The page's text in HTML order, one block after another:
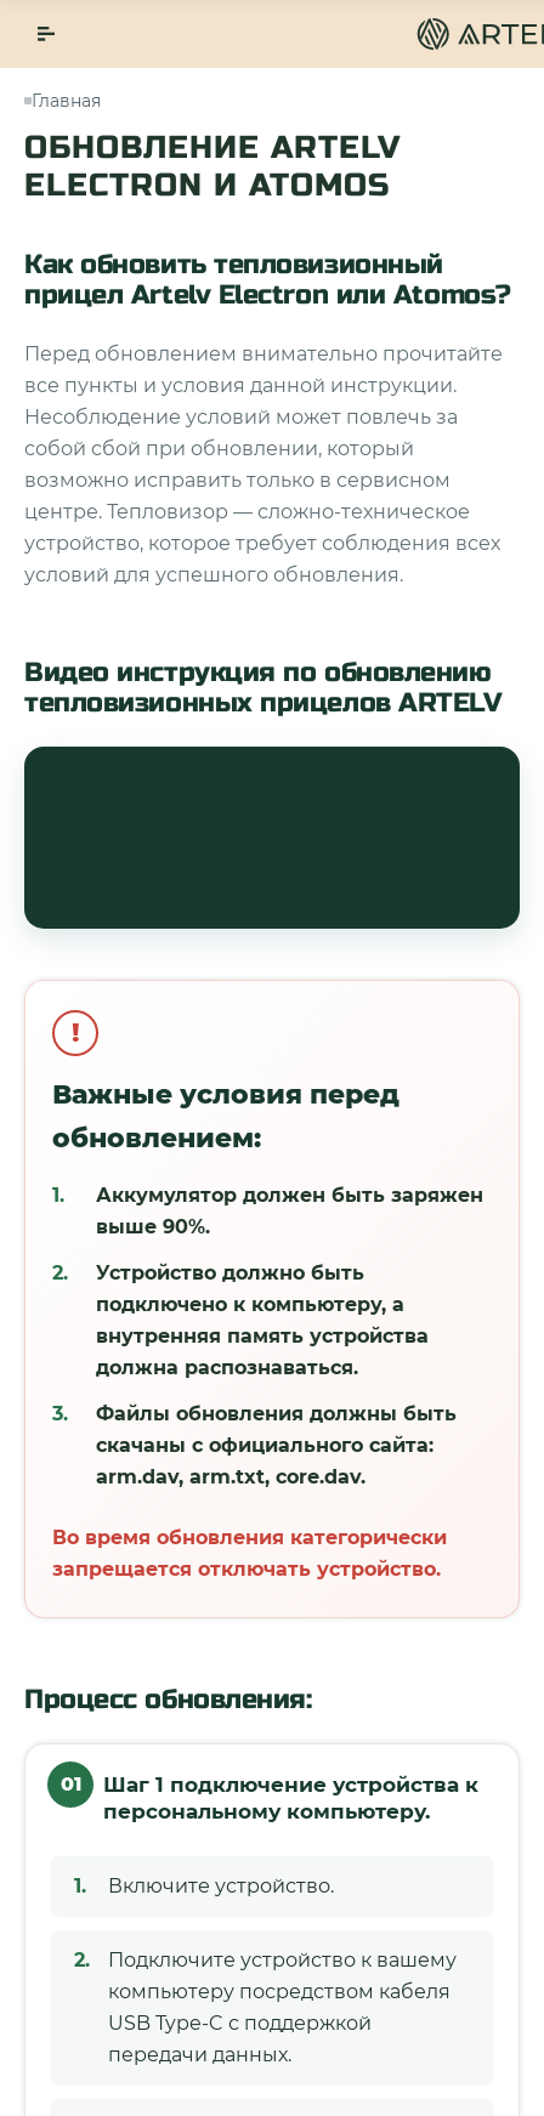
Главная
ОБНОВЛЕНИЕ ARTELV
ELECTRON И ATOMOS
Как обновить тепловизионный
прицел Artelv Electron или Atomos?
Перед обновлением внимательно прочитайте
все пункты и условия данной инструкции.
Несоблюдение условий может повлечь за
собой сбой при обновлении, который
возможно исправить только в сервисном
центре. Тепловизор — сложно-техническое
устройство, которое требует соблюдения всех
условий для успешного обновления.
Видео инструкция по обновлению
тепловизионных прицелов ARTELV
Важные условия перед
обновлением:
Аккумулятор должен быть заряжен
выше 90%.
Устройство должно быть
подключено к компьютеру, а
внутренняя память устройства
должна распознаваться.
Файлы обновления должны быть
скачаны с официального сайта:
arm.dav, arm.txt, core.dav.
Во время обновления категорически
запрещается отключать устройство.
Процесс обновления:
01
Шаг 1 подключение устройства к
персональному компьютеру.
Включите устройство.
Подключите устройство к вашему
компьютеру посредством кабеля
USB Type-C с поддержкой
передачи данных.